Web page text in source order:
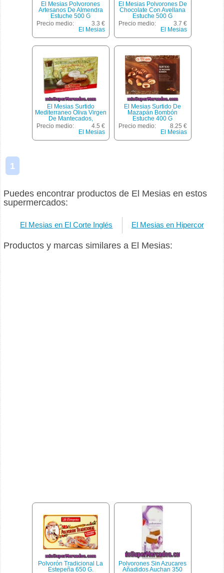
El Mesias Polvorones
Artesanos De Almendra
Estuche 500 G
Precio medio:
3.3 €
El Mesias
El Mesias Polvorones De
Chocolate Con Avellana
Estuche 500 G
Precio medio:
3.7 €
El Mesias
El Mesias Surtido
Mediterraneo Oliva Virgen
De Mantecados,
Polvorones Y Roscos
Estuche 400 G
Precio medio:
4.5 €
El Mesias
El Mesias Surtido De
Mazapán Bombón
Estuche 400 G
Precio medio:
8.25 €
El Mesias
1
Puedes encontrar productos de El Mesias en estos
supermercados:
El Mesias en El Corte Inglés El Mesias en Hipercor
Productos y marcas similares a El Mesias:
Polvorón Tradicional La
Estepeña 650 G.
Polvorones Sin Azucares
Añadidos Auchan 350